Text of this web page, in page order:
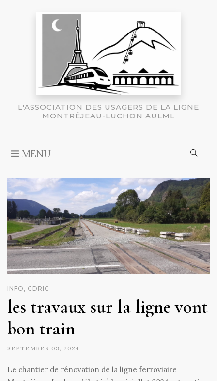
L'ASSOCIATION DES USAGERS DE LA LIGNE
MONTRÉJEAU-LUCHON AULML
MENU
INFO, CDRIC
les travaux sur la ligne vont
bon train
SEPTEMBER 03, 2024
Le chantier de rénovation de la ligne ferroviaire